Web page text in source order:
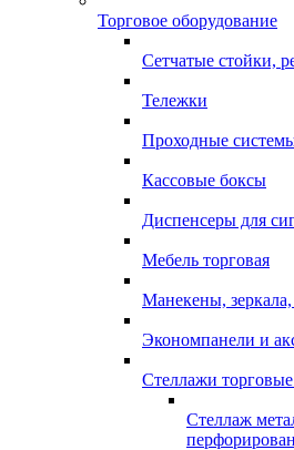
Торговое оборудование
Сетчатые стойки,
Тележки
Проходные
Кассовые боксы
Диспенсеры для
Мебель торговая
Манекены,
Экономпанели и
Стеллажи
Стеллаж